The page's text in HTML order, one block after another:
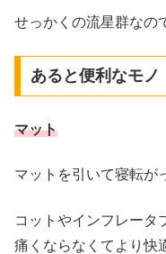
せっかくの流星群なの
あると便利なモノ
マット
マットを引いて寝転が
コットやインフレータ
痛くならなくてより快